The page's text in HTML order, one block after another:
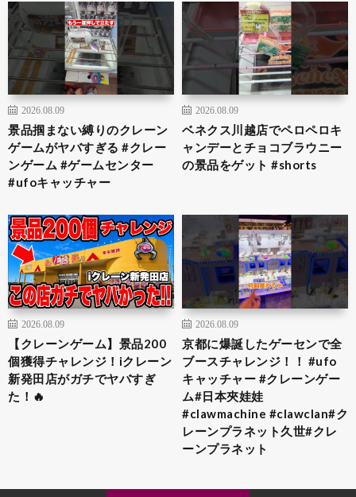
2026.08.09
景品掴まない縛りのクレーン
ゲームがヤバすぎる #クレー
ンゲーム #ゲームセンター
#ufoキャッチャー
2026.08.09
ベネクス川越店でペロペロキ
ャンデーとチョコブラウニー
の景品をゲット #shorts
2026.08.09
【クレーンゲーム】景品200
個獲得チャレンジ！iクレーン
新発田店がガチでヤバすぎ
た！🔥
2026.08.09
京都に爆誕したゲーセンで全
ブースチャレンジ！！ #ufo
キャッチャー #クレーンゲー
ム#日本夾娃娃
#clawmachine #clawclan#ク
レーンプラネット久世#クレ
ーンプラネット